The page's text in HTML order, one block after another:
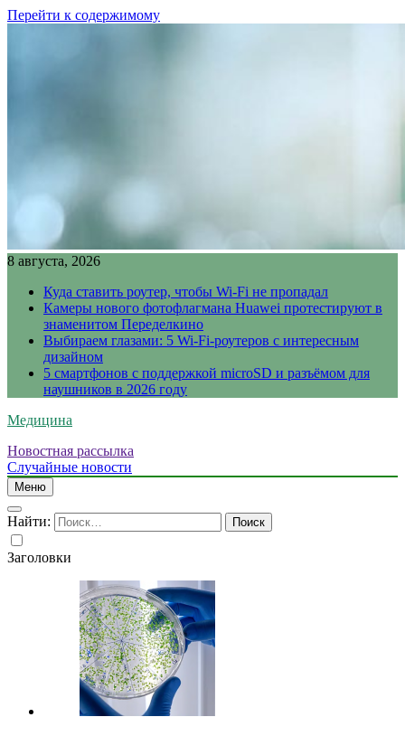
Перейти к содержимому
8 августа, 2026
Куда ставить роутер, чтобы Wi-Fi не пропадал
Камеры нового фотофлагмана Huawei протестируют в
знаменитом Переделкино
Выбираем глазами: 5 Wi-Fi-роутеров с интересным
дизайном
5 смартфонов с поддержкой microSD и разъёмом для
наушников в 2026 году
Медицина
Новостная рассылка
Случайные новости
Меню
Найти:
Заголовки